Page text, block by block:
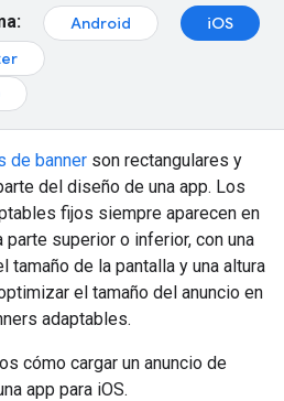
Android
iOS
de bannerson rectangulares y
del diseño de una app. Los
fijos siempre aparecen en
parte superior o inferior, con una
tamaño de la pantalla y una altura
el tamaño del anuncio en
adaptables.
cómo cargar un anuncio de
app para iOS.